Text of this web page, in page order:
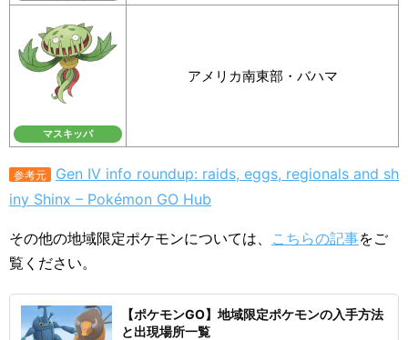
マスキッパ
アメリカ南東部・バハマ
参考元
Gen IV info roundup: raids, eggs, regionals and sh
iny Shinx – Pokémon GO Hub
その他の地域限定ポケモンについては、 こちらの記事をご
覧ください。
【ポケモンGO】地域限定ポケモンの入手方法
と出現場所一覧